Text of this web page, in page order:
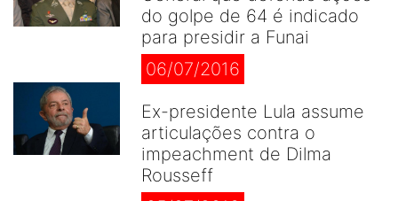
do golpe de 64 é indicado
para presidir a Funai
06/07/2016
Ex-presidente Lula assume
articulações contra o
impeachment de Dilma
Rousseff